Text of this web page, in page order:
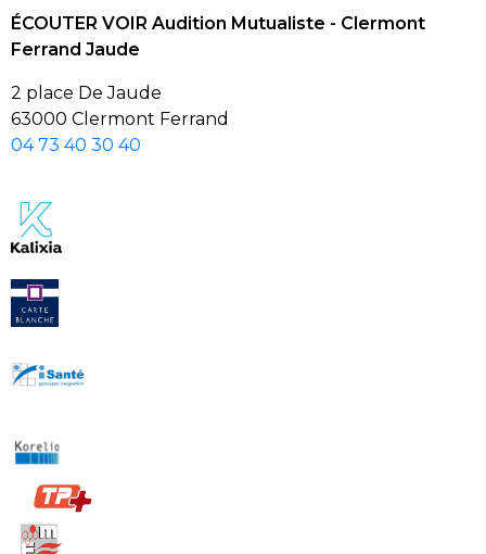
ÉCOUTER VOIR Audition Mutualiste - Clermont
Ferrand Jaude
2 place De Jaude
63000 Clermont Ferrand
04 73 40 30 40